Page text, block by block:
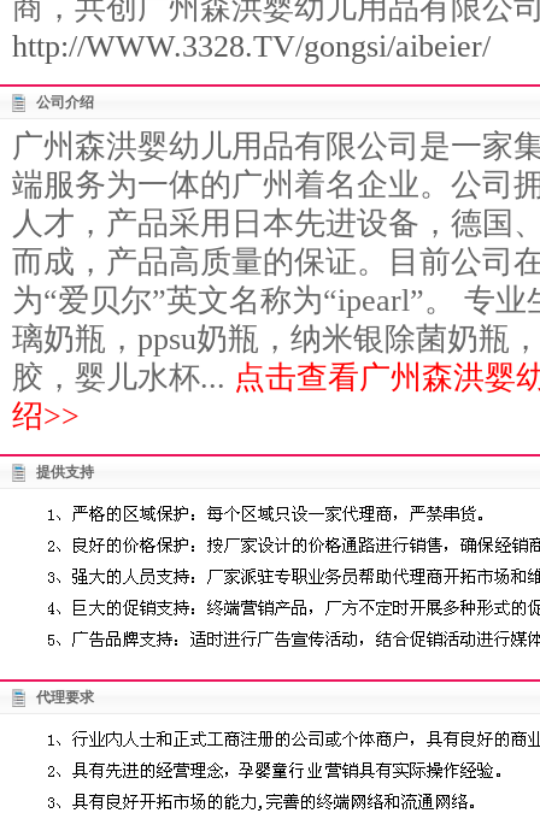
商，共创广州森洪婴幼儿用品有限公
http://WWW.3328.TV/gongsi/aibeier/
公司介绍
广州森洪婴幼儿用品有限公司是一家
端服务为一体的广州着名企业。公司
人才，产品采用日本先进设备，德国
而成，产品高质量的保证。目前公司
为“爱贝尔”英文名称为“ipearl”。 专
璃奶瓶，ppsu奶瓶，纳米银除菌奶瓶
胶，婴儿水杯... 点击查看广州森洪婴
绍>>
提供支持
代理要求